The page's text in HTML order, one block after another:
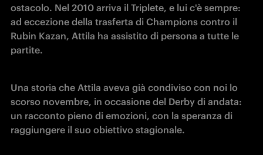
ostacolo. Nel 2010 arriva il Triplete, e lui c'è sempre:
ad eccezione della trasferta di Champions contro il
Rubin Kazan, Attila ha assistito di persona a tutte le
partite.
Una storia che Attila aveva già condiviso con noi lo
scorso novembre, in occasione del Derby di andata:
un racconto pieno di emozioni, con la speranza di
raggiungere il suo obiettivo stagionale.